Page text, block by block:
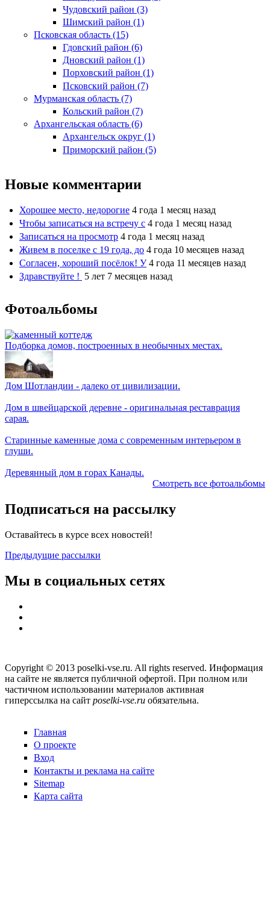
Чудовский район (3)
Шимский район (1)
Псковская область (15)
Гдовский район (6)
Дновский район (1)
Порховский район (1)
Псковский район (7)
Мурманская область (7)
Кольский район (7)
Архангельская область (6)
Архангельск округ (1)
Приморский район (5)
Новые комментарии
Хорошее место, недорогие 4 года 1 месяц назад
Чтобы записаться на встречу с 4 года 1 месяц назад
Записаться на просмотр 4 года 1 месяц назад
Живем в поселке с 19 года, до 4 года 10 месяцев назад
Согласен, хороший посёлок! У 4 года 11 месяцев назад
Здравствуйте ! 5 лет 7 месяцев назад
Фотоальбомы
Подборка домов, построенных в необычных местах.
Дом Шотландии - далеко от цивилизации.
Дом в швейцарской деревне - оригинальная реставрация
сарая.
Старинные каменные дома с современным интерьером в
глуши.
Деревянный дом в горах Канады.
Смотреть все фотоальбомы
Подписаться на рассылку
Оставайтесь в курсе всех новостей!
Предыдущие рассылки
Мы в социальных сетях
Copyright © 2013 poselki-vse.ru. All rights reserved. Информация
на сайте не является публичной офертой. При полном или
частичном использовании материалов активная
гиперссылка на сайт poselki-vse.ru​ обязательна.
Главная
О проекте
Вход
Контакты и реклама на сайте
Sitemap
Карта сайта